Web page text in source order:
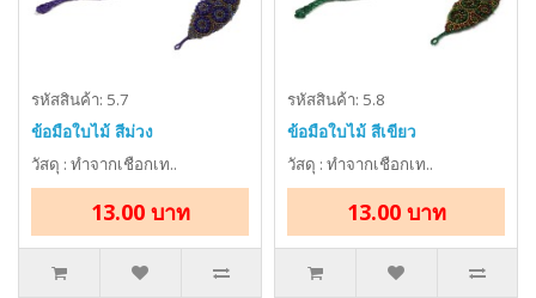
รหัสสินค้า: 5.7
ข้อมือใบไม้ สีม่วง
วัสดุ : ทำจากเชือกเท..
13.00 บาท
รหัสสินค้า: 5.8
ข้อมือใบไม้ สีเขียว
วัสดุ : ทำจากเชือกเท..
13.00 บาท